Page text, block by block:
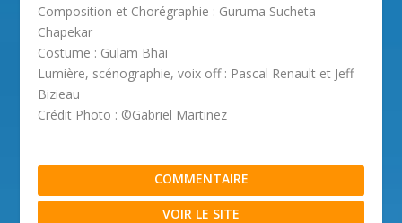
Composition et Chorégraphie : Guruma Sucheta
Chapekar
Costume : Gulam Bhai
Lumière, scénographie, voix off : Pascal Renault et Jeff
Bizieau
Crédit Photo : ©Gabriel Martinez
COMMENTAIRE
VOIR LE SITE